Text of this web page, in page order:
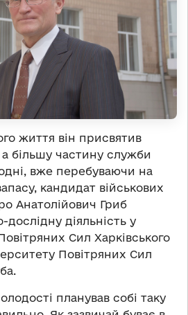
життя він присвятив
а більшу частину служби
вже перебуваючи на
кандидат військових
Анатолійович Гриб
діяльність у
Сил Харківського
Повітряних Сил
планував собі таку